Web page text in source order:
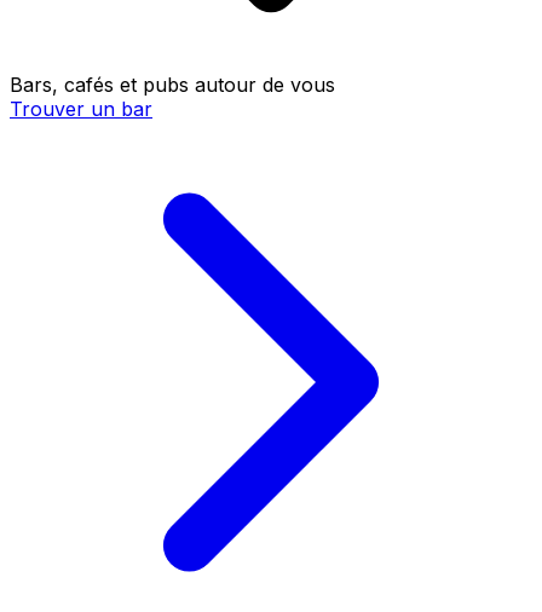
Bars, cafés et pubs autour de vous
Trouver un bar